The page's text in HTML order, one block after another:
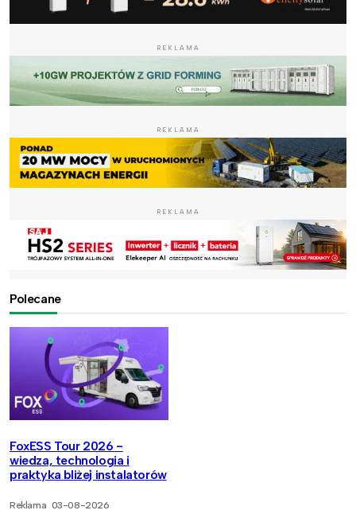
REKLAMA
REKLAMA
REKLAMA
Polecane
FoxESS Tour 2026 -
wiedza, technologia i
praktyka bliżej instalatorów
Reklama 03-08-2026